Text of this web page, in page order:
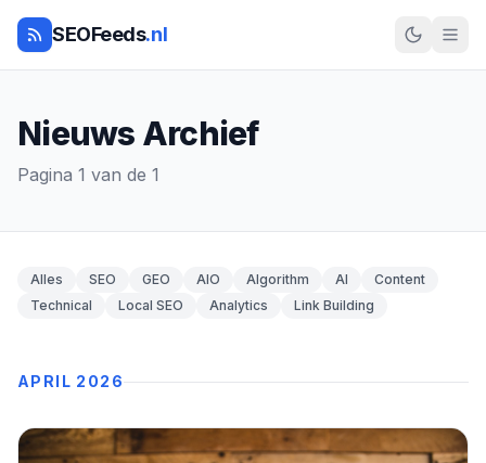
SEOFeeds.nl
Nieuws Archief
Pagina 1 van de 1
Alles SEO GEO AIO Algorithm AI
Content
Technical
Local SEO Analytics Link Building
APRIL 2026